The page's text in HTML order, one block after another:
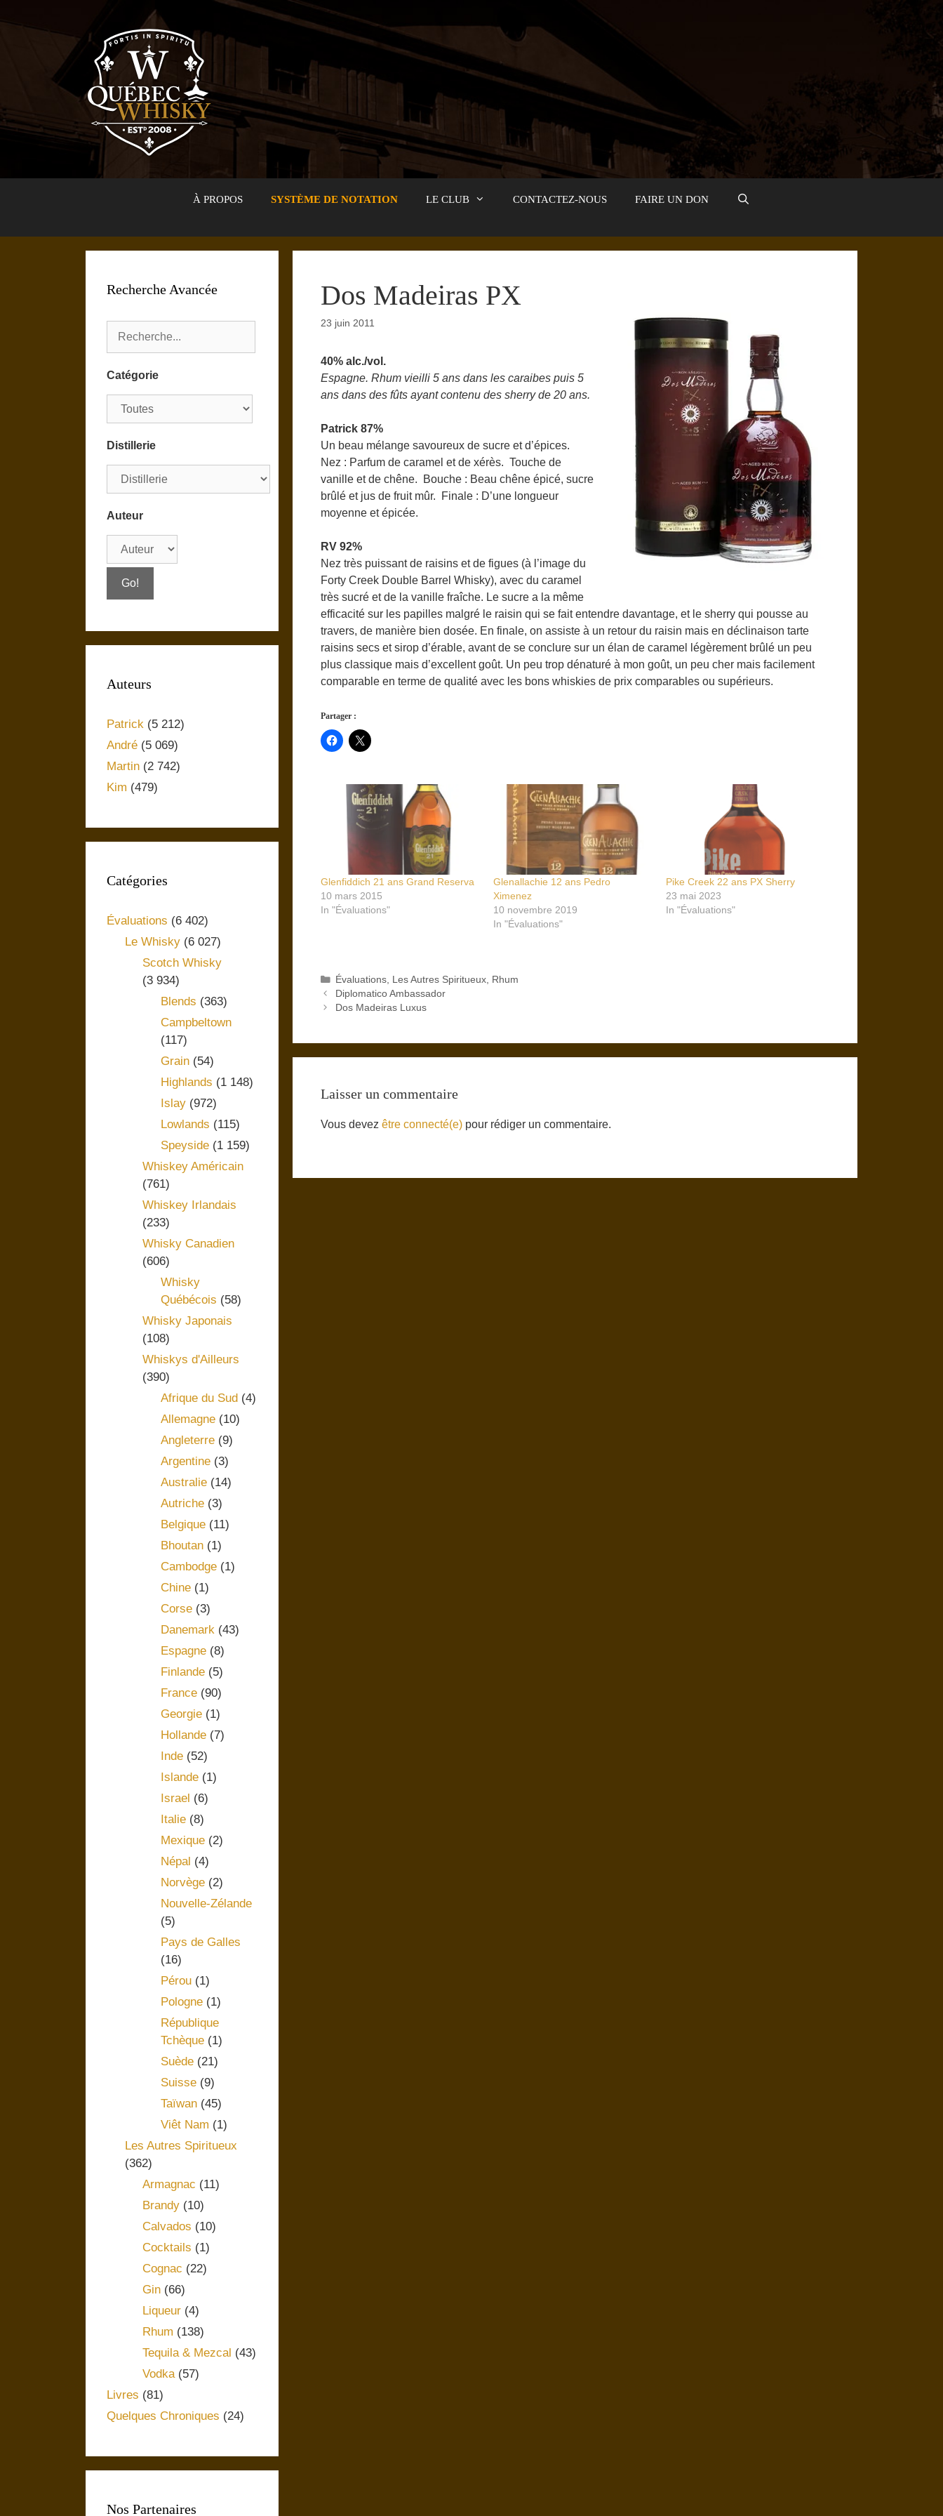
au
À PROPOS SYSTÈME DE NOTATION LE CLUB CONTACTEZ-NOUS FAIRE UN DON
Dos Madeiras PX
23 juin 2011
40% alc./vol.
Espagne. Rhum vieilli 5 ans dans les caraibes puis 5
ans dans des fûts ayant contenu des sherry de 20 ans.
Patrick 87%
Un beau mélange savoureux de sucre et d’épices.
Nez : Parfum de caramel et de xérès. Touche de
vanille et de chêne. Bouche : Beau chêne épicé, sucre
brûlé et jus de fruit mûr. Finale : D’une longueur
moyenne et épicée.
RV 92%
Nez très puissant de raisins et de figues (à l’image du
Forty Creek Double Barrel Whisky), avec du caramel
très sucré et de la vanille fraîche. Le sucre a la même
efficacité sur les papilles malgré le raisin qui se fait entendre davantage, et le sherry qui pousse au
travers, de manière bien dosée. En finale, on assiste à un retour du raisin mais en déclinaison tarte
raisins secs et sirop d’érable, avant de se conclure sur un élan de caramel légèrement brûlé un peu
plus classique mais d’excellent goût. Un peu trop dénaturé à mon goût, un peu cher mais facilement
comparable en terme de qualité avec les bons whiskies de prix comparables ou supérieurs.
Partager :
Glenfiddich 21 ans Grand Reserva
10 mars 2015
In "Évaluations"
Glenallachie 12 ans Pedro
Ximenez
10 novembre 2019
In "Évaluations"
Pike Creek 22 ans PX Sherry
23 mai 2023
In "Évaluations"
Catégories
Évaluations Les Autres Spiritueux Rhum
Diplomatico Ambassador
Dos Madeiras Luxus
Laisser un commentaire
Vous devez être connecté(e) pour rédiger un commentaire.
Recherche Avancée
Catégorie
Distillerie
Auteur
Auteurs
Patrick (5 212)
André (5 069)
Martin (2 742)
Kim (479)
Catégories
Évaluations (6 402)
Le Whisky(6 027)
Scotch Whisky
(3 934)
Blends (363)
Campbeltown
(117)
Grain(54)
Highlands (1 148)
Islay(972)
Lowlands (115)
Speyside(1 159)
Whiskey Américain
(761)
Whiskey Irlandais
(233)
Whisky Canadien
(606)
Whisky
Québécois (58)
Whisky Japonais
(108)
Whiskys d'Ailleurs
(390)
Afrique du Sud(4)
Allemagne(10)
Angleterre(9)
Argentine(3)
Australie(14)
Autriche(3)
Belgique(11)
Bhoutan(1)
Cambodge(1)
Chine(1)
Corse(3)
Danemark (43)
Espagne(8)
Finlande(5)
France(90)
Georgie(1)
Hollande(7)
Inde(52)
Islande(1)
Israel (6)
Italie(8)
Mexique(2)
Népal (4)
Norvège(2)
Nouvelle-Zélande
(5)
Pays de Galles
(16)
Pérou(1)
Pologne(1)
République
Tchèque(1)
Suède(21)
Suisse(9)
Taïwan(45)
Viêt Nam (1)
Les Autres Spiritueux
(362)
Armagnac (11)
Brandy (10)
Calvados (10)
Cocktails (1)
Cognac (22)
Gin (66)
Liqueur (4)
Rhum (138)
Tequila & Mezcal (43)
Vodka (57)
Livres (81)
Quelques Chroniques (24)
Nos Partenaires